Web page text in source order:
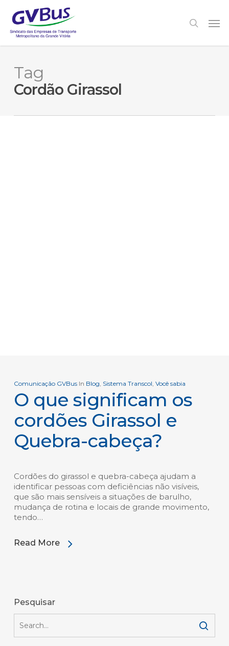
main
content
search
Tag
Cordão Girassol
Comunicação GVBus In Blog, Sistema Transcol, Você sabia
O que significam os
cordões Girassol e
Quebra-cabeça?
Cordões do girassol e quebra-cabeça ajudam a
identificar pessoas com deficiências não visíveis,
que são mais sensíveis a situações de barulho,
mudança de rotina e locais de grande movimento,
tendo…
Read More
Pesquisar